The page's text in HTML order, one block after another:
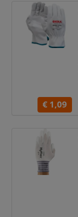
€ 1,09